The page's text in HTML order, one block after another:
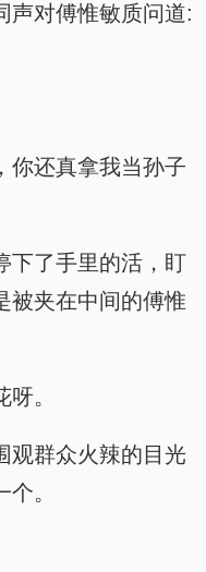
声对傅惟敏质问道:
你还真拿我当孙子
下了手里的活，盯
夹在中间的傅惟
。
观群众火辣的目光
。